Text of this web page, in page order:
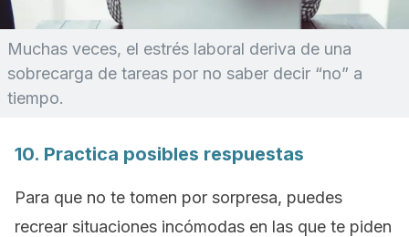
Muchas veces, el estrés laboral deriva de una
sobrecarga de tareas por no saber decir “no” a
tiempo.
10. Practica posibles respuestas
Para que no te tomen por sorpresa, puedes
recrear situaciones incómodas en las que te piden